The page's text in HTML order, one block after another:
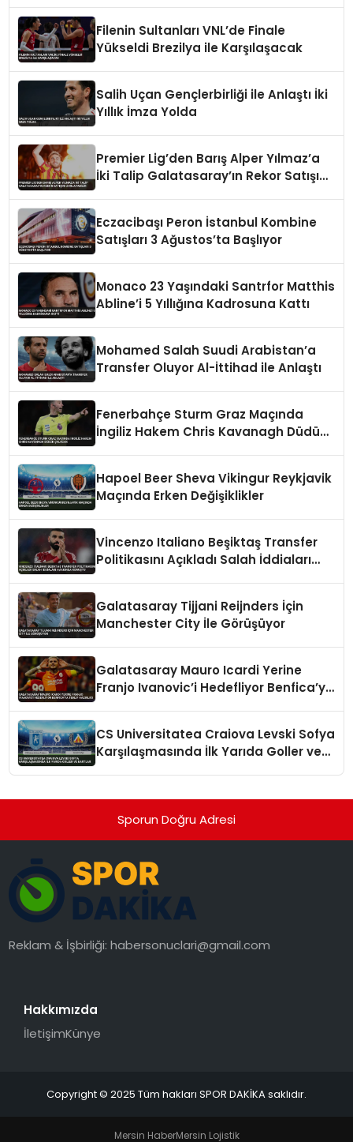
Filenin Sultanları VNL’de Finale
Yükseldi Brezilya ile Karşılaşacak
Salih Uçan Gençlerbirliği ile Anlaştı İki
Yıllık İmza Yolda
Premier Lig’den Barış Alper Yılmaz’a
İki Talip Galatasaray’ın Rekor Satışını
Eczacibaşı Peron İstanbul Kombine
Satışları 3 Ağustos’ta Başlıyor
Monaco 23 Yaşındaki Santrfor Matthis
Abline’i 5 Yıllığına Kadrosuna Kattı
Mohamed Salah Suudi Arabistan’a
Transfer Oluyor Al-İttihad ile Anlaştı
Fenerbahçe Sturm Graz Maçında
İngiliz Hakem Chris Kavanagh Düdük
Hapoel Beer Sheva Vikingur Reykjavik
Maçında Erken Değişiklikler
Vincenzo Italiano Beşiktaş Transfer
Politikasını Açıkladı Salah İddiaları
Galatasaray Tijjani Reijnders İçin
Manchester City İle Görüşüyor
Galatasaray Mauro Icardi Yerine
Franjo Ivanovic’i Hedefliyor Benfica’ya
CS Universitatea Craiova Levski Sofya
Karşılaşmasında İlk Yarıda Goller ve
Sporun Doğru Adresi
Reklam & İşbirliği:habersonuclari@gmail.com
Hakkımızda
İletişimKünye
Copyright © 2025 Tüm hakları SPOR DAKİKA saklıdır.
Mersin HaberMersin Lojistik